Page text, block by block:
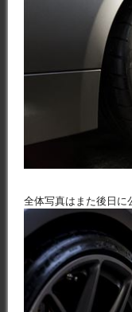
全体写真はまた後日に